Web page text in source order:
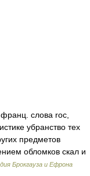
слова rос,
убранство тех
предметов
обломков скал и
Брокгауза и Ефрона